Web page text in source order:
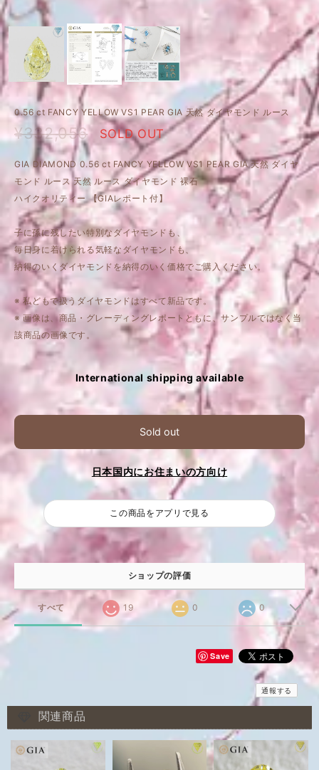
0.56 ct FANCY YELLOW VS1 PEAR GIA 天然 ダイヤモンド ルース
¥332,056 SOLD OUT
GIA DIAMOND 0.56 ct FANCY YELLOW VS1 PEAR GIA 天然 ダイヤ
モンド ルース 天然 ルース ダイヤモンド 裸石
ハイクオリティー 【GIAレポート付】
子に孫に残したい特別なダイヤモンドも、
毎日身に着けられる気軽なダイヤモンドも、
納得のいくダイヤモンドを納得のいく価格でご購入ください。
※ 私どもで扱うダイヤモンドはすべて新品です。
※ 画像は、商品・グレーディングレポートともに、サンプルではなく当
該商品の画像です。
International shipping available
Sold out
日本国内にお住まいの方向け
この商品をアプリで見る
ショップの評価
すべて 19 0 0
Save
通報する
関連商品